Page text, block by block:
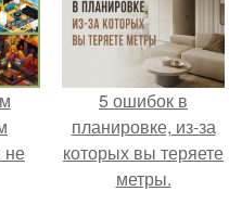
не
5 ошибок в
планировке, из-за
которых вы теряете
метры.